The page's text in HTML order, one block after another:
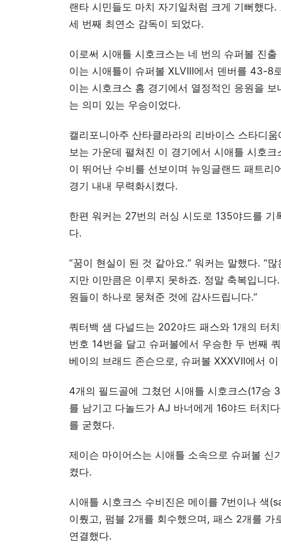
랜타 시민들도 마치 자기일처럼 크게 기뻐했다
세 번째 최연소 감독이 되었다.
이로써 시애틀 시호크스는 네 번의 슈퍼볼 진
이는 시애틀이 슈퍼볼 XLVIII에서 덴버를 43-8
이는 시호크스 홈 경기에서 열정적인 응원을 보
는 의미 있는 우승이었다.
캘리포니아주 산타클라라의 리바이스 스타디
보는 가운데 펼쳐진 이 경기에서 시애틀 시호
이 뛰어난 수비를 선보이며 뉴잉글랜드 패트리
경기 내내 무력화시켰다.
한편 워커는 27번의 러싱 시도로 135야드를 기
다.
“꿈이 현실이 된 것 같아요.” 워커는 말했다. “
지만 이만큼은 이루지 못하죠. 정말 축복입니
원들이 하나로 뭉쳐준 것에 감사드립니다.”
쿼터백 샘 다널드는 202야드 패스와 1개의 터
번호 14번을 달고 슈퍼볼에서 우승한 두 번째
베이의 브래드 존슨으로, 슈퍼볼 XXXVII에서
4개의 필드골에 그쳤던 시애틀 시호크스(17승
를 남기고 다놀드가 AJ 바너에게 16야드 터치
를 굳혔다.
제이슨 마이어스는 시애틀 소속으로 슈퍼볼 신
켰다.
시애틀 시호크스 수비진은 메이를 7번이나 색
이뤘고, 펌블 2개를 회수했으며, 패스 2개를 가
연결했다.